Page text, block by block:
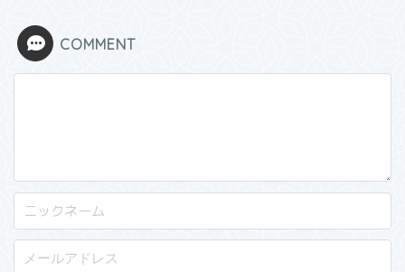
COMMENT